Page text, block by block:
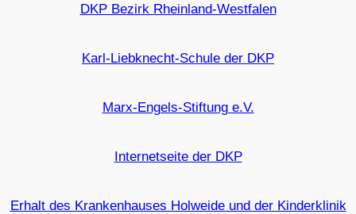
DKP Bezirk Rheinland-Westfalen
Karl-Liebknecht-Schule der DKP
Marx-Engels-Stiftung e.V.
Internetseite der DKP
Erhalt des Krankenhauses Holweide und der Kinderklinik